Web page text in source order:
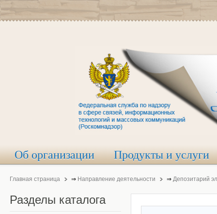
Об организации Продукты и услуги
Главная страница ⇒ Направление деятельности ⇒ Депозитарий
Разделы каталога